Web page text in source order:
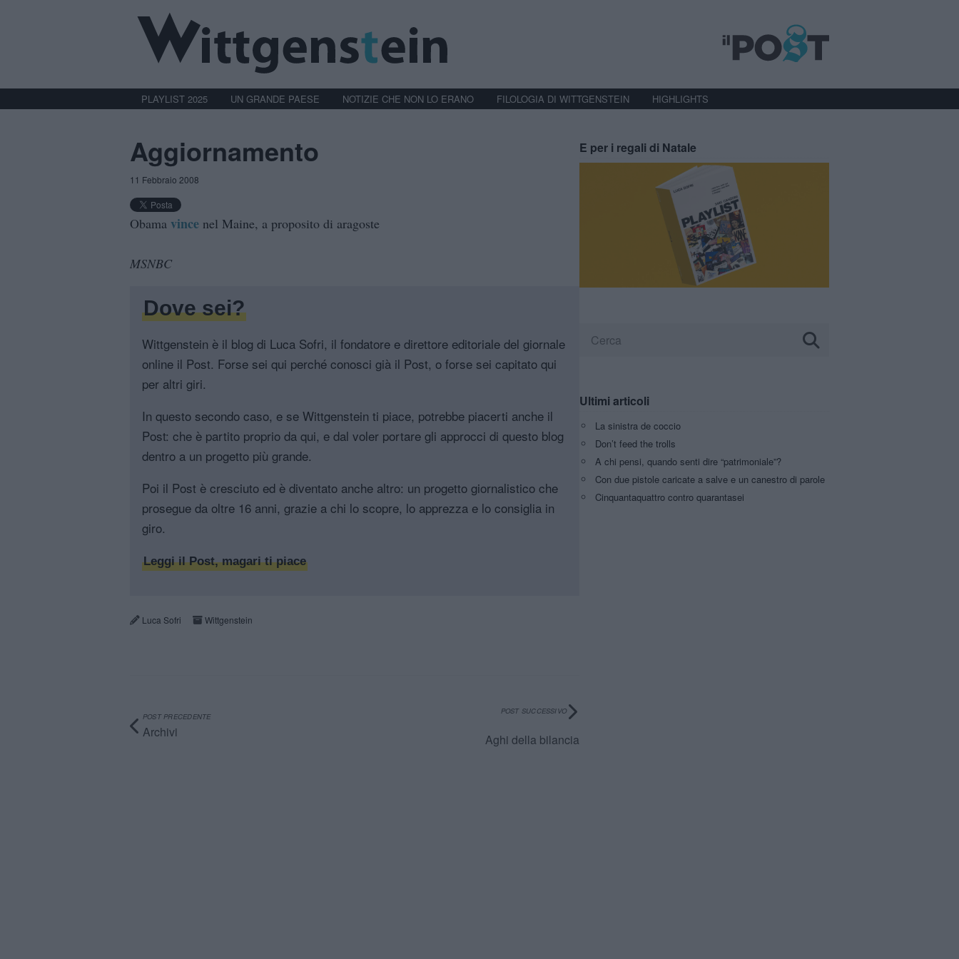
PLAYLIST 2025 UN GRANDE PAESE NOTIZIE CHE NON LO ERANO FILOLOGIA DI WITTGENSTEIN HIGHLIGHTS
Aggiornamento
11 Febbraio 2008
Obama vince nel Maine, a proposito di aragoste
MSNBC
Dove sei?
Wittgenstein è il blog di Luca Sofri, il fondatore e direttore editoriale del giornale
online il Post. Forse sei qui perché conosci già il Post, o forse sei capitato qui
per altri giri.
In questo secondo caso, e se Wittgenstein ti piace, potrebbe piacerti anche il
Post: che è partito proprio da qui, e dal voler portare gli approcci di questo blog
dentro a un progetto più grande.
Poi il Post è cresciuto ed è diventato anche altro: un progetto giornalistico che
prosegue da oltre 16 anni, grazie a chi lo scopre, lo apprezza e lo consiglia in
giro.
Leggi il Post, magari ti piace
Luca Sofri Wittgenstein
POST PRECEDENTE
Archivi
POST SUCCESSIVO
Aghi della bilancia
E per i regali di Natale
Ultimi articoli
La sinistra de coccio
Don’t feed the trolls
A chi pensi, quando senti dire “patrimoniale”?
Con due pistole caricate a salve e un canestro di parole
Cinquantaquattro contro quarantasei